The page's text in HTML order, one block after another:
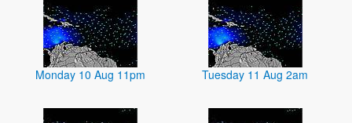
Monday 10 Aug 11pm Tuesday 11 Aug 2am